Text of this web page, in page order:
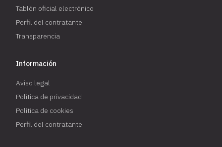
Tablón oficial electrónico
Perfil del contratante
Transparencia
Información
Aviso legal
Política de privacidad
Política de cookies
Perfil del contratante